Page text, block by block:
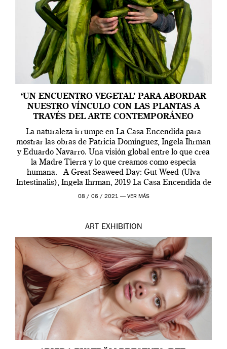
‘UN ENCUENTRO VEGETAL’ PARA ABORDAR
NUESTRO VÍNCULO CON LAS PLANTAS A
TRAVÉS DEL ARTE CONTEMPORÁNEO
La naturaleza irrumpe en La Casa Encendida para
mostrar las obras de Patricia Domínguez, Ingela Ihrman
y Eduardo Navarro. Una visión global entre lo que crea
la Madre Tierra y lo que creamos como especia
humana. A Great Seaweed Day: Gut Weed (Ulva
Intestinalis), Ingela Ihrman, 2019 La Casa Encendida de
Madrid y la Wellcome […]
08 / 06 / 2021 — VER MÁS
ART EXHIBITION